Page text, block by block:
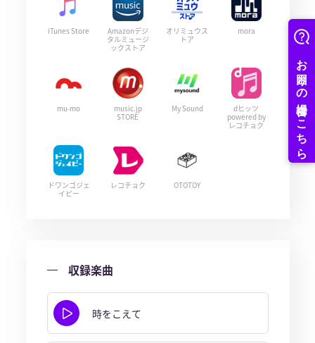
iTunes Store
Amazonデジ
タルミュージ
ックストア
オリミュウス
トア
mora
mu-mo
music.jp
STORE
My Sound
dヒッツ
powered by
レコチョク
ドワンゴジェ
イピー
レコチョク OTOTOY
収録楽曲
時をこえて